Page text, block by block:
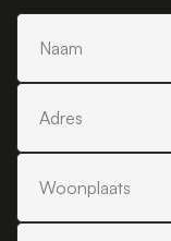
Naam
Adres
Woonplaats
Telefoonnummer